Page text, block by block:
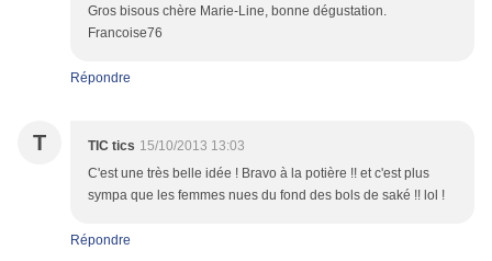
Gros bisous chère Marie-Line, bonne dégustation.
Francoise76
Répondre
T TIC tics 15/10/2013 13:03
C'est une très belle idée ! Bravo à la potière !! et c'est plus
sympa que les femmes nues du fond des bols de saké !! lol !
Répondre